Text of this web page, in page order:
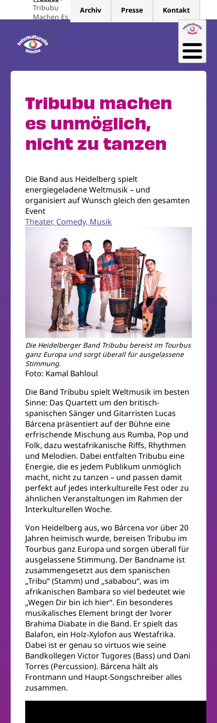
Tribubu
Machen Es
Unmöglich,
Nicht Zu
Tanzen
Archiv Presse Kontakt
Tribubu machen
es unmöglich,
nicht zu tanzen
Die Band aus Heidelberg spielt
energiegeladene Weltmusik – und
organisiert auf Wunsch gleich den gesamten
Event
Theater, Comedy, Musik
Die Heidelberger Band Tribubu bereist im Tourbus
ganz Europa und sorgt überall für ausgelassene
Stimmung.
Foto: Kamal Bahloul
Die Band Tribubu spielt Weltmusik im besten
Sinne: Das Quartett um den britisch-
spanischen Sänger und Gitarristen Lucas
Bárcena präsentiert auf der Bühne eine
erfrischende Mischung aus Rumba, Pop und
Folk, dazu westafrikanische Riffs, Rhythmen
und Melodien. Dabei entfalten Tribubu eine
Energie, die es jedem Publikum unmöglich
macht, nicht zu tanzen – und passen damit
perfekt auf jedes interkulturelle Fest oder zu
ähnlichen Veranstaltungen im Rahmen der
Interkulturellen Woche.
Von Heidelberg aus, wo Bárcena vor über 20
Jahren heimisch wurde, bereisen Tribubu im
Tourbus ganz Europa und sorgen überall für
ausgelassene Stimmung. Der Bandname ist
zusammengesetzt aus dem spanischen
„Tribu“ (Stamm) und „sababou“, was im
afrikanischen Bambara so viel bedeutet wie
„Wegen Dir bin ich hier“. Ein besonderes
musikalisches Element bringt der Ivorer
Brahima Diabate in die Band. Er spielt das
Balafon, ein Holz-Xylofon aus Westafrika.
Dabei ist er genau so virtuos wie seine
Bandkollegen Victor Tugores (Bass) und Dani
Torres (Percussion). Bárcena hält als
Frontmann und Haupt-Songschreiber alles
zusammen.